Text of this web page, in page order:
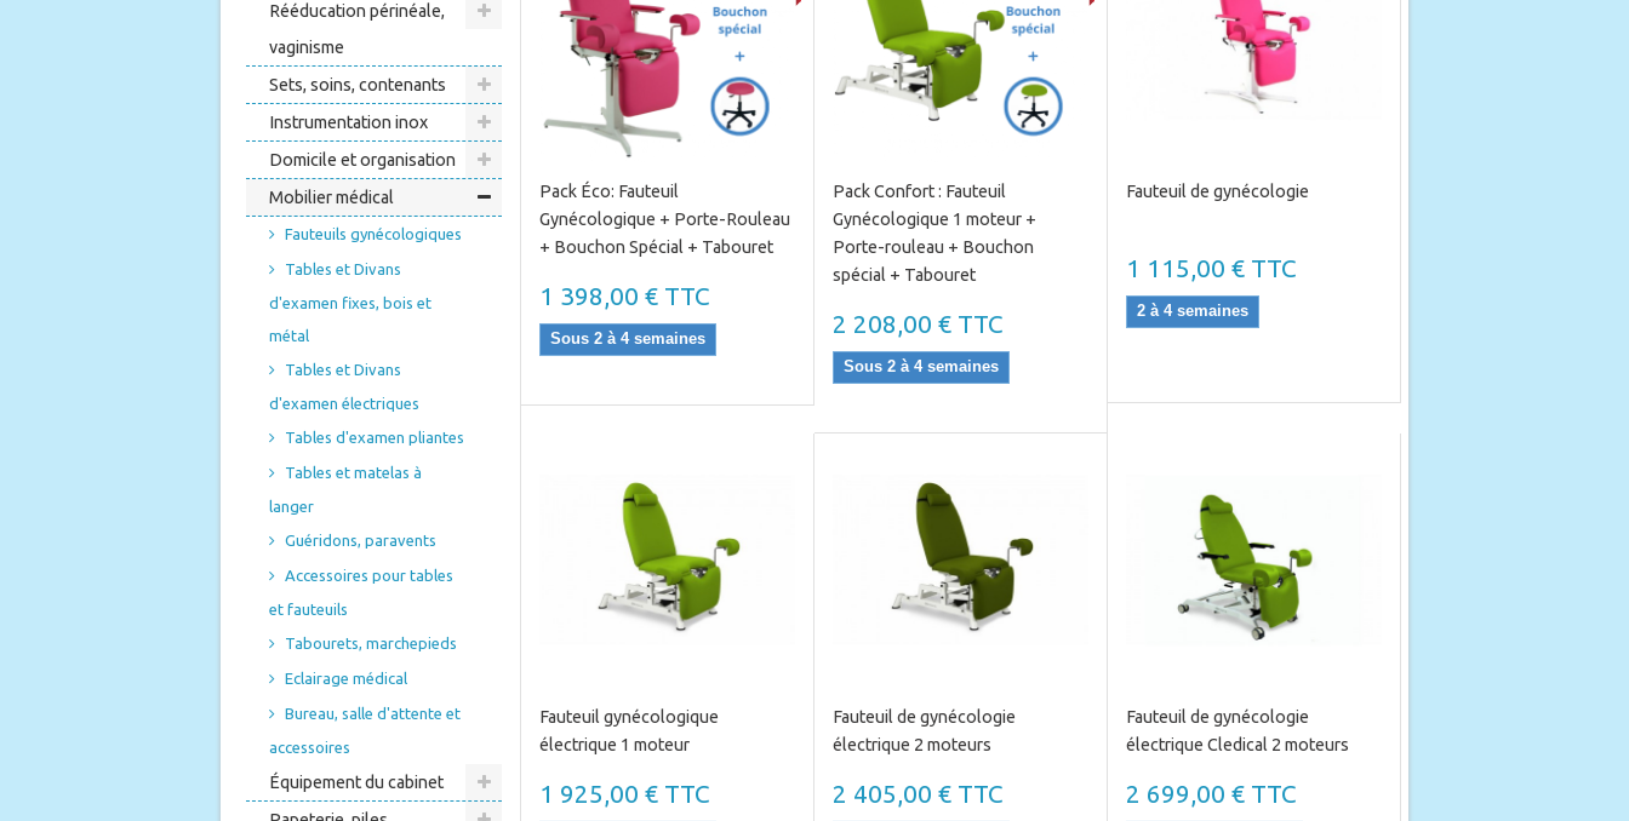
Rééducation périnéale,
vaginisme
Sets, soins, contenants
Instrumentation inox
Domicile et organisation
Mobilier médical
Fauteuils gynécologiques
Tables et Divans
d'examen fixes, bois et
métal
Tables et Divans
d'examen électriques
Tables d'examen pliantes
Tables et matelas à
langer
Guéridons, paravents
Accessoires pour tables
et fauteuils
Tabourets, marchepieds
Eclairage médical
Bureau, salle d'attente et
accessoires
Équipement du cabinet
Nos produits sont conçus pour une utilisation intensive et respectent les exigences des professionnels de
santé en matière de sécurité, d’hygiène et de durabilité.
Pack Éco: Fauteuil
Gynécologique + Porte-Rouleau
+ Bouchon Spécial + Tabouret
1 398,00 € TTC
Sous 2 à 4 semaines
Pack Confort : Fauteuil
Gynécologique 1 moteur +
Porte-rouleau + Bouchon
spécial + Tabouret
2 208,00 € TTC
Sous 2 à 4 semaines
Fauteuil de gynécologie
1 115,00 € TTC
2 à 4 semaines
Fauteuil gynécologique
électrique 1 moteur
1 925,00 € TTC
Fauteuil de gynécologie
électrique 2 moteurs
2 405,00 € TTC
Fauteuil de gynécologie
électrique Cledical 2 moteurs
2 699,00 € TTC